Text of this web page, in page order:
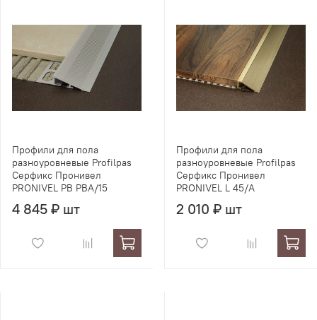
Профили для пола
разноуровневые Profilpas
Серфикс Пронивел
PRONIVEL PB PBA/15
4 845 ₽ шт
Профили для пола
разноуровневые Profilpas
Серфикс Пронивел
PRONIVEL L 45/A
2 010 ₽ шт